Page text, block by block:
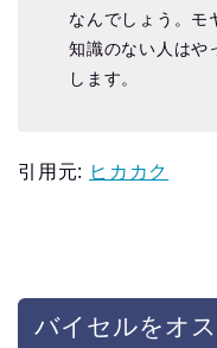
なんでしょう。モ
知識のない人はや
します。
引用元: ヒカカク
バイセルをオ